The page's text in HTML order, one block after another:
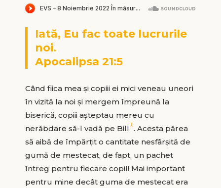
Iată, Eu fac toate lucrurile
noi.
Apocalipsa 21:5
Când fiica mea și copiii ei mici veneau uneori
în vizită la noi și mergem împreună la
biserică, copiii așteptau mereu cu
nerăbdare să-l vadă pe Bill [1] . Acesta părea
să aibă de împărțit o cantitate nesfârșită de
gumă de mestecat, de fapt, un pachet
întreg pentru fiecare copil! Mai important
pentru mine decât guma de mestecat era